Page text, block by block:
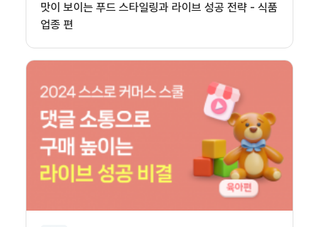
맛이 보이는 푸드 스타일링과 라이브 성공 전략 - 식품
업종 편